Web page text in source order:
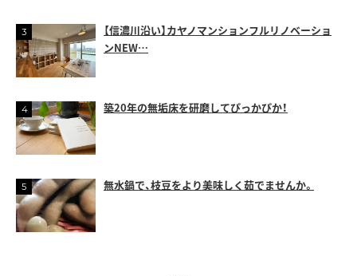
【信濃川沿い】カヤノマンションフルリノベーショ
ンNEW…
築20年の無垢床を研磨してぴっかぴか！
無水鍋で、枝豆をより美味しく茹でませんか。